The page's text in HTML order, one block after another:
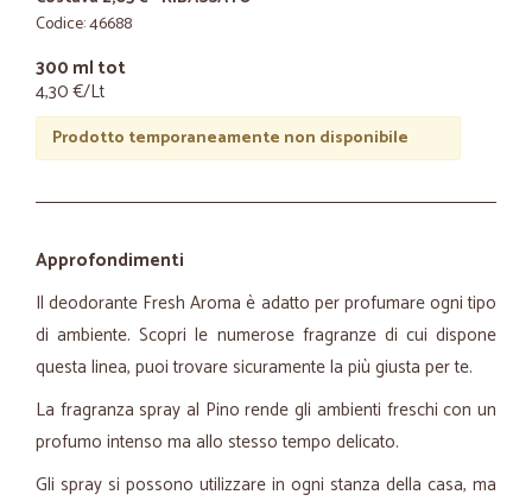
Codice: 46688
300 ml tot
4,30 €/Lt
Prodotto temporaneamente non disponibile
Approfondimenti
Il deodorante Fresh Aroma è adatto per profumare ogni tipo
di ambiente. Scopri le numerose fragranze di cui dispone
questa linea, puoi trovare sicuramente la più giusta per te.
La fragranza spray al Pino rende gli ambienti freschi con un
profumo intenso ma allo stesso tempo delicato.
Gli spray si possono utilizzare in ogni stanza della casa, ma